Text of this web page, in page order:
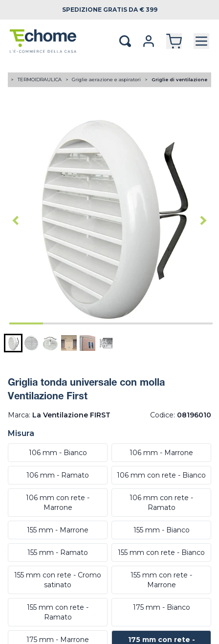
SPEDIZIONE GRATIS DA € 399
TERMOIDRAULICA Griglie aerazione e aspiratori Griglie di ventilazione
Griglia tonda universale con molla
Ventilazione First
Marca: La Ventilazione FIRST Codice: 08196010
Misura
106 mm - Bianco 106 mm - Marrone
106 mm - Ramato 106 mm con rete - Bianco
106 mm con rete -
Marrone
106 mm con rete -
Ramato
155 mm - Marrone 155 mm - Bianco
155 mm - Ramato 155 mm con rete - Bianco
155 mm con rete - Cromo
satinato
155 mm con rete -
Marrone
155 mm con rete -
Ramato
175 mm - Bianco
175 mm - Marrone
175 mm con rete -